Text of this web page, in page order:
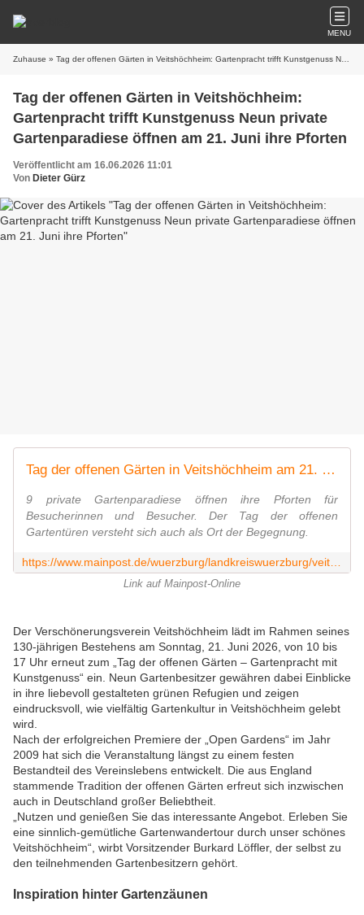
MENU
Zuhause » Tag der offenen Gärten in Veitshöchheim: Gartenpracht trifft Kunstgenuss Neun private Gartenparadiese öffnen am 21. Juni ihre Pforten
Tag der offenen Gärten in Veitshöchheim:
Gartenpracht trifft Kunstgenuss Neun private
Gartenparadiese öffnen am 21. Juni ihre Pforten
Veröffentlicht am 16.06.2026 11:01
Von Dieter Gürz
Tag der offenen Gärten in Veitshöchheim am 21. Juni 2026: Gartenpracht trifft Kunst in diesen 9 Gärten
9 private Gartenparadiese öffnen ihre Pforten für
Besucherinnen und Besucher. Der Tag der offenen
Gartentüren versteht sich auch als Ort der Begegnung.
Link auf Mainpost-Online
Der Verschönerungsverein Veitshöchheim lädt im Rahmen seines
130-jährigen Bestehens am Sonntag, 21. Juni 2026, von 10 bis
17 Uhr erneut zum „Tag der offenen Gärten – Gartenpracht mit
Kunstgenuss“ ein. Neun Gartenbesitzer gewähren dabei Einblicke
in ihre liebevoll gestalteten grünen Refugien und zeigen
eindrucksvoll, wie vielfältig Gartenkultur in Veitshöchheim gelebt
wird.
Nach der erfolgreichen Premiere der „Open Gardens“ im Jahr
2009 hat sich die Veranstaltung längst zu einem festen
Bestandteil des Vereinslebens entwickelt. Die aus England
stammende Tradition der offenen Gärten erfreut sich inzwischen
auch in Deutschland großer Beliebtheit.
„Nutzen und genießen Sie das interessante Angebot. Erleben Sie
eine sinnlich-gemütliche Gartenwandertour durch unser schönes
Veitshöchheim“, wirbt Vorsitzender Burkard Löffler, der selbst zu
den teilnehmenden Gartenbesitzern gehört.
Inspiration hinter Gartenzäunen